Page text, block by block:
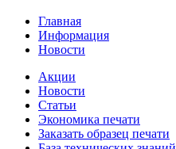
Главная
Информация
Новости
Акции
Новости
Статьи
Экономика печати
Заказать образец печати